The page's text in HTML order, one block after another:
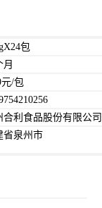
包
月
元/包
合利食品股份有限公司
省泉州市